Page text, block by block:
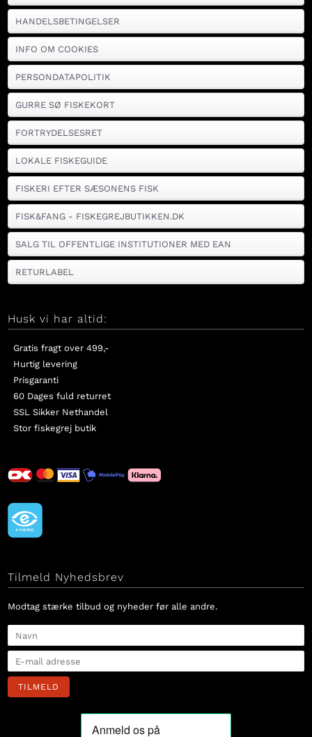
HANDELSBETINGELSER
INFO OM COOKIES
PERSONDATAPOLITIK
GURRE SØ FISKEKORT
FORTRYDELSESRET
LOKALE FISKEGUIDE
FISKERI EFTER SÆSONENS FISK
FISK&FANG - FISKEGREJBUTIKKEN.DK
SALG TIL OFFENTLIGE INSTITUTIONER MED EAN
RETURLABEL
Husk vi har altid:
Gratis fragt over 499,-
Hurtig levering
Prisgaranti
60 Dages fuld returret
SSL Sikker Nethandel
Stor fiskegrej butik
Tilmeld Nyhedsbrev
Modtag stærke tilbud og nyheder før alle andre.